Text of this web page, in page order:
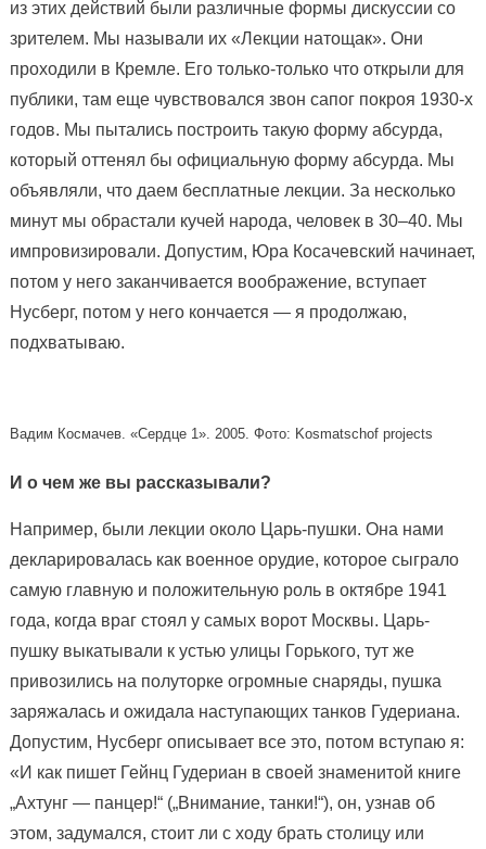
из этих действий были различные формы дискуссии со
зрителем. Мы называли их «Лекции натощак». Они
проходили в Кремле. Его только-только что открыли для
публики, там еще чувствовался звон сапог покроя 1930-х
годов. Мы пытались построить такую форму абсурда,
который оттенял бы официальную форму абсурда. Мы
объявляли, что даем бесплатные лекции. За несколько
минут мы обрастали кучей народа, человек в 30–40. Мы
импровизировали. Допустим, Юра Косачевский начинает,
потом у него заканчивается воображение, вступает
Нусберг, потом у него кончается — я продолжаю,
подхватываю.
Вадим Космачев. «Сердце 1». 2005. Фото: Kosmatschof projects
И о чем же вы рассказывали?
Например, были лекции около Царь-пушки. Она нами
декларировалась как военное орудие, которое сыграло
самую главную и положительную роль в октябре 1941
года, когда враг стоял у самых ворот Москвы. Царь-
пушку выкатывали к устью улицы Горького, тут же
привозились на полуторке огромные снаряды, пушка
заряжалась и ожидала наступающих танков Гудериана.
Допустим, Нусберг описывает все это, потом вступаю я:
«И как пишет Гейнц Гудериан в своей знаменитой книге
„Ахтунг — панцер!“ („Внимание, танки!“), он, узнав об
этом, задумался, стоит ли с ходу брать столицу или